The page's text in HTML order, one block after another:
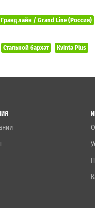
Гранд лайн / Grand Line (Россия)
Стальной бархат Kvinta Plus